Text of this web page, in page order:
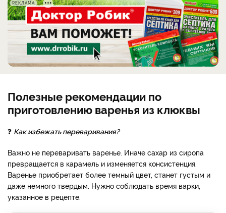
РЕКЛАМА
Полезные рекомендации по
приготовлению варенья из клюквы
❓ Как избежать переваривания?
Важно не переваривать варенье. Иначе сахар из сиропа
превращается в карамель и изменяется консистенция.
Варенье приобретает более темный цвет, станет густым и
даже немного твердым. Нужно соблюдать время варки,
указанное в рецепте.